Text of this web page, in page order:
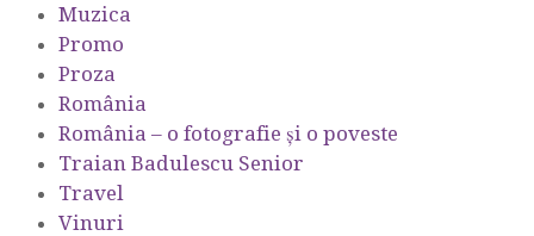
Muzica
Promo
Proza
România
România – o fotografie şi o poveste
Traian Badulescu Senior
Travel
Vinuri